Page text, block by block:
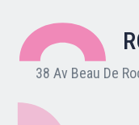
Nos adhérents
Carte du réseau
Nos partenaires
38 Av Beau De